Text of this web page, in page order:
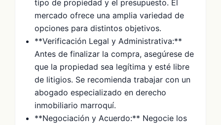
tipo de propiedad y el presupuesto. El
mercado ofrece una amplia variedad de
opciones para distintos objetivos.
**Verificación Legal y Administrativa:**
Antes de finalizar la compra, asegúrese de
que la propiedad sea legítima y esté libre
de litigios. Se recomienda trabajar con un
abogado especializado en derecho
inmobiliario marroquí.
**Negociación y Acuerdo:** Negocie los